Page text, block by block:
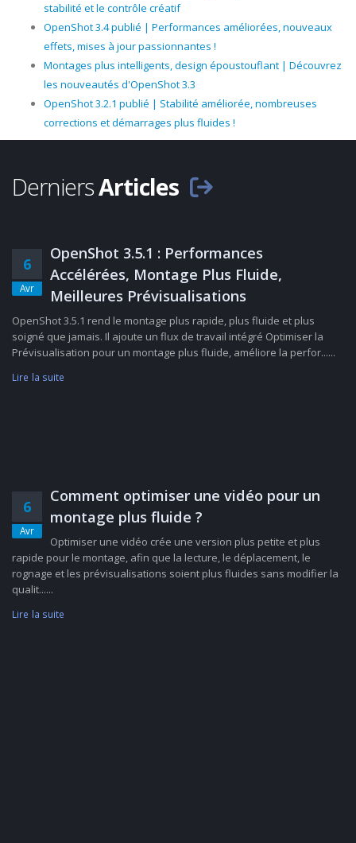
stabilité et le contrôle créatif
OpenShot 3.4 publié | Performances améliorées, nouveaux
effets, mises à jour passionnantes !
Montages plus intelligents, design époustouflant | Découvrez
les nouveautés d'OpenShot 3.3
OpenShot 3.2.1 publié | Stabilité améliorée, nombreuses
corrections et démarrages plus fluides !
DerniersArticles
6
Avr
OpenShot 3.5.1 : Performances
Accélérées, Montage Plus Fluide,
Meilleures Prévisualisations
OpenShot 3.5.1 rend le montage plus rapide, plus fluide et plus
soigné que jamais. Il ajoute un flux de travail intégré Optimiser la
Prévisualisation pour un montage plus fluide, améliore la perfor......
Lire la suite
6
Avr
Comment optimiser une vidéo pour un
montage plus fluide ?
Optimiser une vidéo crée une version plus petite et plus
rapide pour le montage, afin que la lecture, le déplacement, le
rognage et les prévisualisations soient plus fluides sans modifier la
qualit......
Lire la suite